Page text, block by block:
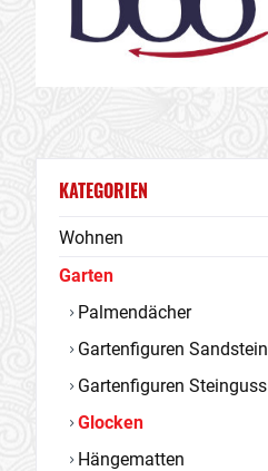
KATEGORIEN
Wohnen
Garten
Palmendächer
Gartenfiguren Sandstein
Gartenfiguren Steinguss
Glocken
Hängematten